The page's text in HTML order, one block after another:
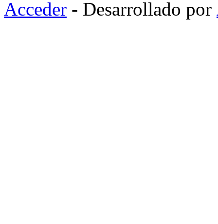
Acceder - Desarrollado por